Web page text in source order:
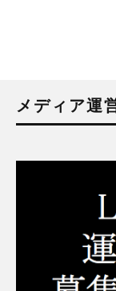
メディア運